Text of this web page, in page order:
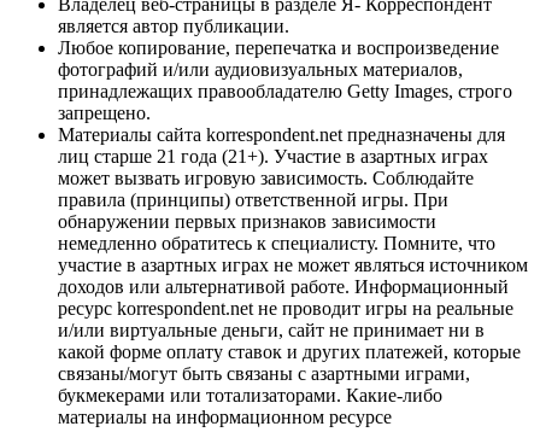
является автор публикации.
Любое копирование, перепечатка и воспроизведение
фотографий и/или аудиовизуальных материалов,
принадлежащих правообладателю Getty Images, строго
запрещено.
Материалы сайта korrespondent.net предназначены для
лиц старше 21 года (21+). Участие в азартных играх
может вызвать игровую зависимость. Соблюдайте
правила (принципы) ответственной игры. При
обнаружении первых признаков зависимости
немедленно обратитесь к специалисту. Помните, что
участие в азартных играх не может являться источником
доходов или альтернативой работе. Информационный
ресурс korrespondent.net не проводит игры на реальные
и/или виртуальные деньги, сайт не принимает ни в
какой форме оплату ставок и других платежей, которые
связаны/могут быть связаны с азартными играми,
букмекерами или тотализаторами. Какие-либо
материалы на информационном ресурсе